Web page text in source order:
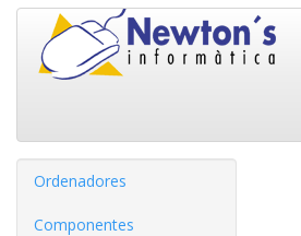
Ordenadores
Componentes